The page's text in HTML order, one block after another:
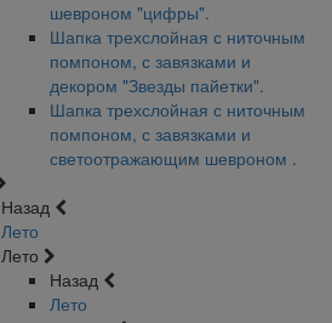
шевроном "цифры".
Шапка трехслойная с ниточным
помпоном, с завязками и
декором "Звезды пайетки".
Шапка трехслойная с ниточным
помпоном, с завязками и
светоотражающим шевроном .
Назад
Лето
Лето
Назад
Лето